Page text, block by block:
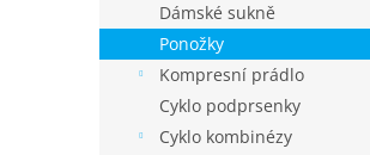
Dámské sukně
Ponožky
Kompresní prádlo
Cyklo podprsenky
Cyklo kombinézy